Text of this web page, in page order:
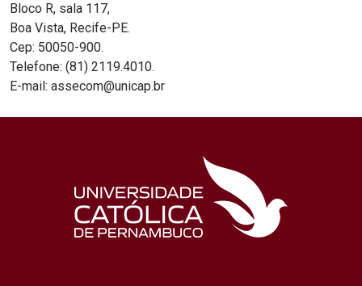
Bloco R, sala 117,
Boa Vista, Recife-PE.
Cep: 50050-900.
Telefone: (81) 2119.4010.
E-mail: assecom@unicap.br